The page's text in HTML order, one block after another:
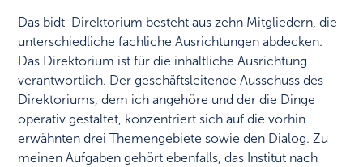
Das bidt-Direktorium besteht aus zehn Mitgliedern, die
unterschiedliche fachliche Ausrichtungen abdecken.
Das Direktorium ist für die inhaltliche Ausrichtung
verantwortlich. Der geschäftsleitende Ausschuss des
Direktoriums, dem ich angehöre und der die Dinge
operativ gestaltet, konzentriert sich auf die vorhin
erwähnten drei Themengebiete sowie den Dialog. Zu
meinen Aufgaben gehört ebenfalls, das Institut nach